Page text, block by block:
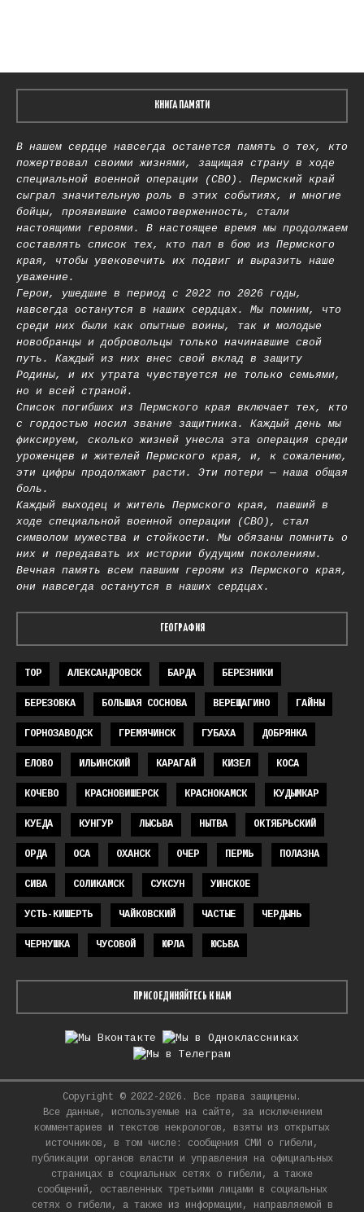
КНИГА ПАМЯТИ
В нашем сердце навсегда останется память о тех, кто
пожертвовал своими жизнями, защищая страну в ходе
специальной военной операции (СВО). Пермский край
сыграл значительную роль в этих событиях, и многие
бойцы, проявившие самоотверженность, стали
настоящими героями. В настоящее время мы продолжаем
составлять список тех, кто пал в бою из Пермского
края, чтобы увековечить их подвиг и выразить наше
уважение.
Герои, ушедшие в период с 2022 по 2026 годы,
навсегда останутся в наших сердцах. Мы помним, что
среди них были как опытные воины, так и молодые
новобранцы и добровольцы только начинавшие свой
путь. Каждый из них внес свой вклад в защиту
Родины, и их утрата чувствуется не только семьями,
но и всей страной.
Список погибших из Пермского края включает тех, кто
с гордостью носил звание защитника. Каждый день мы
фиксируем, сколько жизней унесла эта операция среди
уроженцев и жителей Пермского края, и, к сожалению,
эти цифры продолжают расти. Эти потери — наша общая
боль.
Каждый выходец и житель Пермского края, павший в
ходе специальной военной операции (СВО), стал
символом мужества и стойкости. Мы обязаны помнить о
них и передавать их истории будущим поколениям.
Вечная память всем павшим героям из Пермского края,
они навсегда останутся в наших сердцах.
ГЕОГРАФИЯ
TOP АЛЕКСАНДРОВСК БАРДА БЕРЕЗНИКИ
БЕРЕЗОВКА БОЛЬШАЯ СОСНОВА ВЕРЕЩАГИНО ГАЙНЫ
ГОРНОЗАВОДСК ГРЕМЯЧИНСК ГУБАХА ДОБРЯНКА
ЕЛОВО ИЛЬИНСКИЙ КАРАГАЙ КИЗЕЛ КОСА
КОЧЕВО КРАСНОВИШЕРСК КРАСНОКАМСК КУДЫМКАР
КУЕДА КУНГУР ЛЫСЬВА НЫТВА ОКТЯБРЬСКИЙ
ОРДА ОСА ОХАНСК ОЧЕР ПЕРМЬ ПОЛАЗНА
СИВА СОЛИКАМСК СУКСУН УИНСКОЕ
УСТЬ-КИШЕРТЬ ЧАЙКОВСКИЙ ЧАСТЫЕ ЧЕРДЫНЬ
ЧЕРНУШКА ЧУСОВОЙ ЮРЛА ЮСЬВА
ПРИСОЕДИНЯЙТЕСЬ К НАМ
Copyright © 2022-2026. Все права защищены.
Все данные, используемые на сайте, за исключением
комментариев и текстов некрологов, взяты из открытых
источников, в том числе: сообщения СМИ о гибели,
публикации органов власти и управления на официальных
страницах в социальных сетях о гибели, а также
сообщений, оставленных третьими лицами в социальных
сетях о гибели, а также из информации, направляемой в